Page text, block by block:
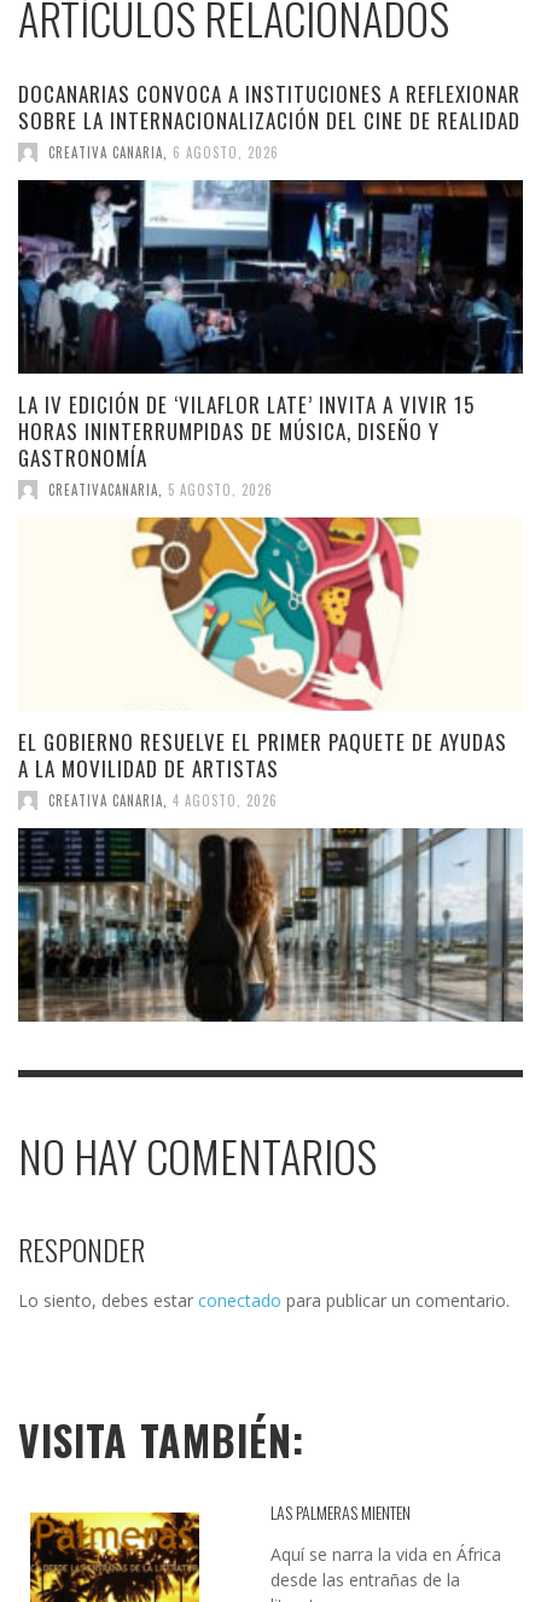
ARTÍCULOS RELACIONADOS
DOCANARIAS CONVOCA A INSTITUCIONES A REFLEXIONAR
SOBRE LA INTERNACIONALIZACIÓN DEL CINE DE REALIDAD
CREATIVA CANARIA 6 AGOSTO, 2026
LA IV EDICIÓN DE ‘VILAFLOR LATE’ INVITA A VIVIR 15
HORAS ININTERRUMPIDAS DE MÚSICA, DISEÑO Y
GASTRONOMÍA
CREATIVACANARIA 5 AGOSTO, 2026
EL GOBIERNO RESUELVE EL PRIMER PAQUETE DE AYUDAS
A LA MOVILIDAD DE ARTISTAS
CREATIVA CANARIA 4 AGOSTO, 2026
NO HAY COMENTARIOS
RESPONDER
Lo siento, debes estar conectado para publicar un comentario.
VISITA TAMBIÉN:
LAS PALMERAS MIENTEN
Aquí se narra la vida en África
desde las entrañas de la